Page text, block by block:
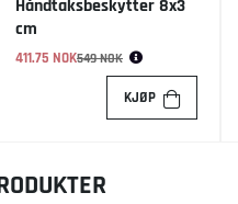
Håndtaksbeskytter 8x3
cm
411.75 NOK
Vanlig pris:549 NOK
KJØP